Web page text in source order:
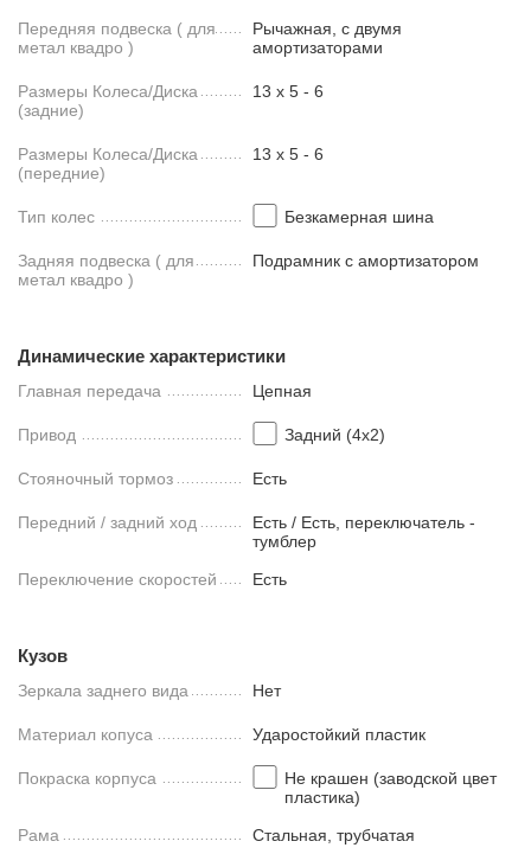
Передняя подвеска ( для
метал квадро )
Рычажная, с двумя
амортизаторами
Размеры Колеса/Диска
(задние)
13 х 5 - 6
Размеры Колеса/Диска
(передние)
13 х 5 - 6
Тип колес Безкамерная шина
Задняя подвеска ( для
метал квадро )
Подрамник с амортизатором
Динамические характеристики
Главная передача Цепная
Привод Задний (4х2)
Стояночный тормоз Есть
Передний / задний ход
Есть / Есть, переключатель -
тумблер
Переключение скоростей
Есть
Кузов
Зеркала заднего вида Нет
Материал копуса Ударостойкий пластик
Покраска корпуса
Не крашен (заводской цвет
пластика)
Рама
Стальная, трубчатая